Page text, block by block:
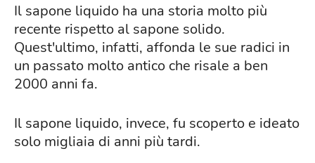
Il sapone liquido ha una storia molto più
recente rispetto al sapone solido.
Quest'ultimo, infatti, affonda le sue radici in
un passato molto antico che risale a ben
2000 anni fa.
Il sapone liquido, invece, fu scoperto e ideato
solo migliaia di anni più tardi.